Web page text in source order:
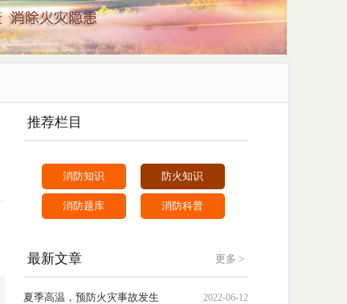
推荐栏目
消防知识 防火知识
消防题库 消防科普
最新文章 更多 >
2022-06-12
夏季高温，预防火灾事故发生